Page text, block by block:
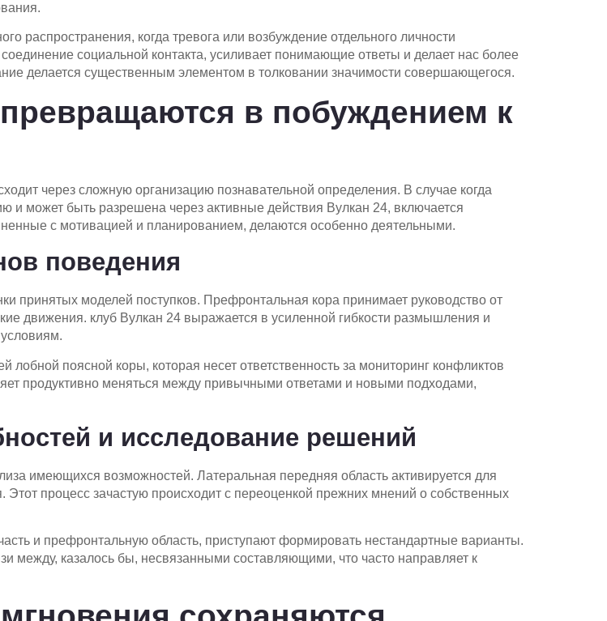
распространения, когда тревога или возбуждение отдельного личности
социальной контакта, усиливает понимающие ответы и делает нас более
делается существенным элементом в толковании значимости совершающегося.
в побуждением к
через сложную организацию познавательной определения. В случае когда
и может быть разрешена через активные действия Вулкан 24, включается
с мотивацией и планированием, делаются особенно деятельными.
поведения
принятых моделей поступков. Префронтальная кора принимает руководство от
движения. клуб Вулкан 24 выражается в усиленной гибкости размышления и
поясной коры, которая несет ответственность за мониторинг конфликтов
продуктивно меняться между привычными ответами и новыми подходами,
и исследование решений
имеющихся возможностей. Латеральная передняя область активируется для
процесс зачастую происходит с переоценкой прежних мнений о собственных
и префронтальную область, приступают формировать нестандартные варианты.
между, казалось бы, несвязанными составляющими, что часто направляет к